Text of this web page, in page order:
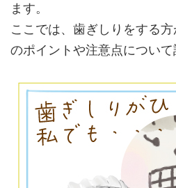
ます。
ここでは、歯ぎしりをする
のポイントや注意点について